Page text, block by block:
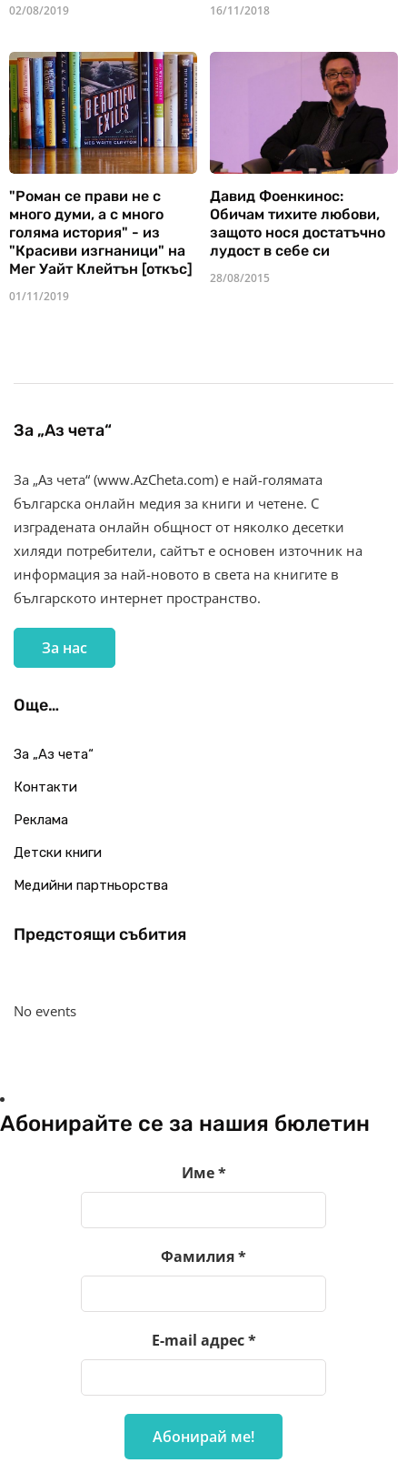
02/08/2019 16/11/2018
"Роман се прави не с
много думи, а с много
голяма история" - из
"Красиви изгнаници" на
Мег Уайт Клейтън [откъс]
01/11/2019
Давид Фоенкинос:
Обичам тихите любови,
защото нося достатъчно
лудост в себе си
28/08/2015
За „Аз чета“
За „Аз чета“ (www.AzCheta.com) е най-голямата
българска онлайн медия за книги и четене. С
изградената онлайн общност от няколко десетки
хиляди потребители, сайтът е основен източник на
информация за най-новото в света на книгите в
българското интернет пространство.
За нас
Още…
За „Аз чета“
Контакти
Реклама
Детски книги
Медийни партньорства
Предстоящи събития
No events
Абонирайте се за нашия бюлетин
Име*
Фамилия*
E-mail адрес*